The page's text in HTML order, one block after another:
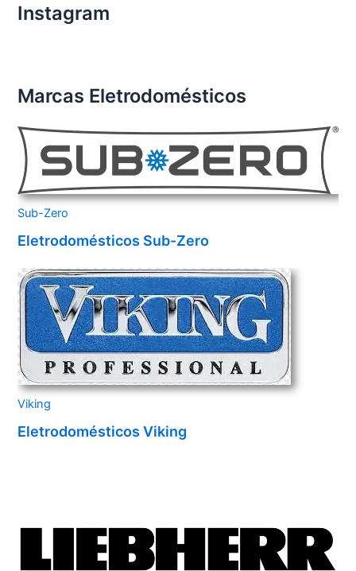
Instagram
Marcas Eletrodomésticos
Sub-Zero
Eletrodomésticos Sub-Zero
Viking
Eletrodomésticos Viking